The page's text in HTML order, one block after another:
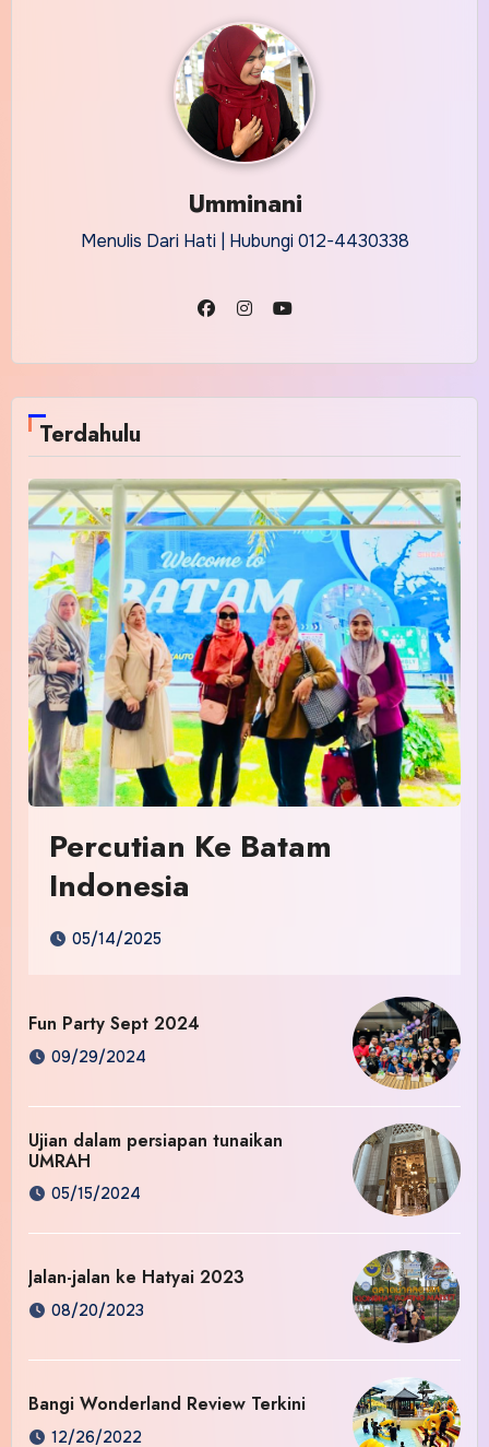
Umminani
Menulis Dari Hati | Hubungi 012-4430338
Terdahulu
Percutian Ke Batam
Indonesia
05/14/2025
Fun Party Sept 2024
09/29/2024
Ujian dalam persiapan tunaikan
UMRAH
05/15/2024
Jalan-jalan ke Hatyai 2023
08/20/2023
Bangi Wonderland Review Terkini
12/26/2022